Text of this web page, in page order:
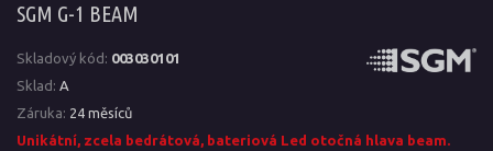
SGM G-1 BEAM
Skladový kód: 003030101
Sklad: A
Záruka: 24 měsíců
Unikátní, zcela bedrátová, bateriová Led otočná hlava beam.